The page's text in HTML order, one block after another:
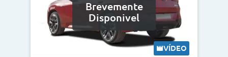
Brevemente
Disponivel
VÍDEO